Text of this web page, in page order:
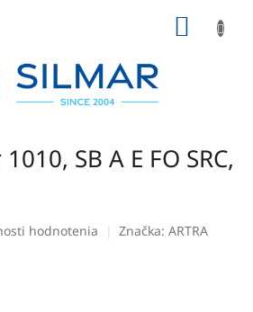
SB A E FO SRC,
hodnotenia Značka: ARTRA